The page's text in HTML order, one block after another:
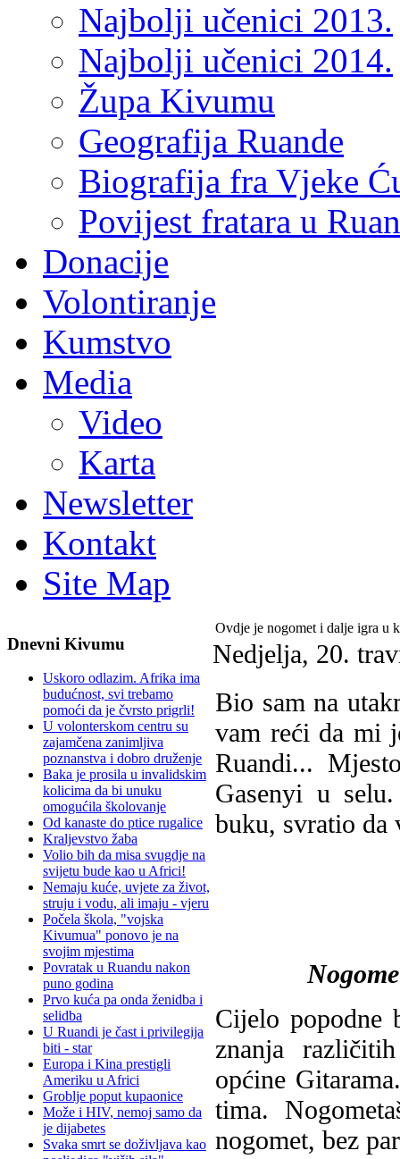
Najbolji učenici 2013.
Najbolji učenici 2014.
Župa Kivumu
Geografija Ruande
Biografija fra Vjeke
Povijest fratara u
Donacije
Volontiranje
Kumstvo
Media
Video
Karta
Newsletter
Kontakt
Site Map
Dnevni Kivumu
Uskoro odlazim. Afrika ima
budućnost, svi trebamo
pomoći da je čvrsto prigrli!
U volonterskom centru su
zajamčena zanimljiva
poznanstva i dobro druženje
Baka je prosila u invalidskim
kolicima da bi unuku
omogućila školovanje
Od kanaste do ptice rugalice
Kraljevstvo žaba
Volio bih da misa svugdje na
svijetu bude kao u Africi!
Nemaju kuće, uvjete za život,
struju i vodu, ali imaju - vjeru
Počela škola, "vojska
Kivumua" ponovo je na
svojim mjestima
Povratak u Ruandu nakon
puno godina
Prvo kuća pa onda ženidba i
selidba
U Ruandi je čast i privilegija
biti - star
Europa i Kina prestigli
Ameriku u Africi
Groblje poput kupaonice
Može i HIV, nemoj samo da
je dijabetes
Svaka smrt se doživljava kao
Ovdje je nogomet i dalje igra u
Nedjelja, 20.
Bio sam na
vam reći da mi
Ruandi...
Gasenyi u
buku, svratio da
Cijelo popodne
znanja
općine
tima.
nogomet, bez